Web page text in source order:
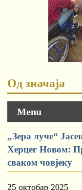
Од значаја
Menu
„Зера луче“
Херцег Новом:
сваком човјеку
25 октобар 2025